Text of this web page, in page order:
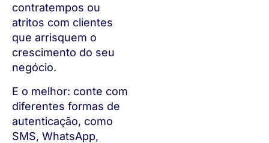
contratempos ou
atritos com clientes
que arrisquem o
crescimento do seu
negócio.
E o melhor: conte com
diferentes formas de
autenticação, como
SMS, WhatsApp,